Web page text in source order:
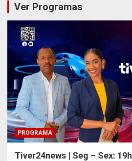
Ver Programas
PROGRAMA
Tiver24news | Seg – Sex: 19h